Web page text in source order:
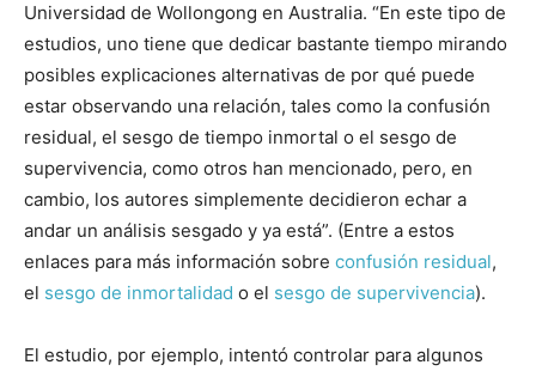
Universidad de Wollongong en Australia. “En este tipo de
estudios, uno tiene que dedicar bastante tiempo mirando
posibles explicaciones alternativas de por qué puede
estar observando una relación, tales como la confusión
residual, el sesgo de tiempo inmortal o el sesgo de
supervivencia, como otros han mencionado, pero, en
cambio, los autores simplemente decidieron echar a
andar un análisis sesgado y ya está”. (Entre a estos
enlaces para más información sobre confusión residual,
el sesgo de inmortalidad o el sesgo de supervivencia).
El estudio, por ejemplo, intentó controlar para algunos